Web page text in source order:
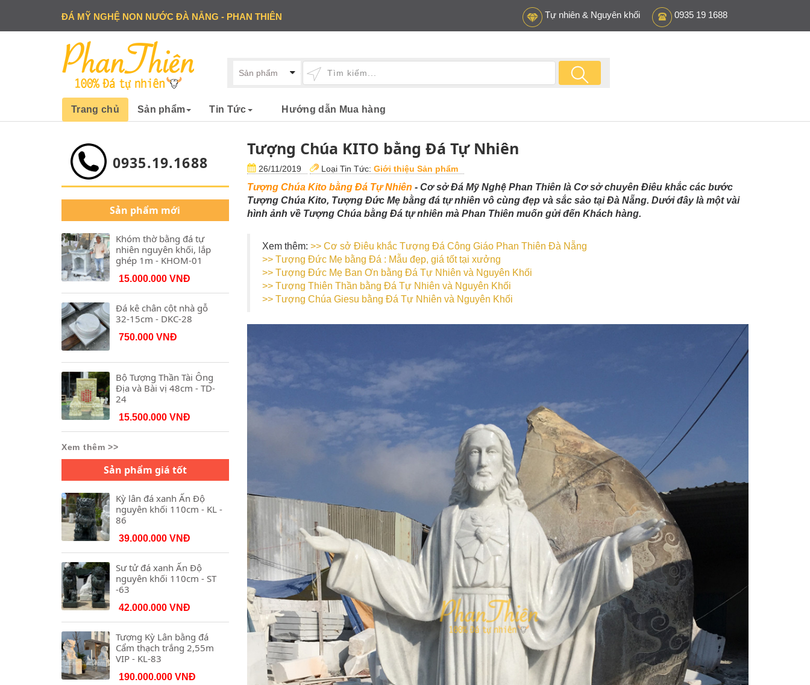
ĐÁ MỸ NGHỆ NON NƯỚC ĐÀ NẴNG - PHAN THIÊN 0935 19 1688
Tự nhiên & Nguyên khối
Trang chủ Sản phẩm Tin Tức Hướng dẫn Mua hàng
0935.19.1688
Sản phẩm mới
Khóm thờ bằng đá tự
nhiên nguyên khối, lắp
ghép 1m - KHOM-01
15.000.000 VNĐ
Đá kê chân cột nhà gỗ
32-15cm - DKC-28
750.000 VNĐ
Bộ Tượng Thần Tài Ông
Địa và Bài vị 48cm - TD-
24
15.500.000 VNĐ
Xem thêm >>
Sản phẩm giá tốt
Kỳ lân đá xanh Ấn Độ
nguyên khối 110cm - KL -
86
39.000.000 VNĐ
Sư tử đá xanh Ấn Độ
nguyên khối 110cm - ST
-63
42.000.000 VNĐ
Tượng Kỳ Lân bằng đá
Cẩm thạch trắng 2,55m
VIP - KL-83
190.000.000 VNĐ
Tượng Chúa KITO bằng Đá Tự Nhiên
26/11/2019 Loại Tin Tức: Giới thiệu Sản phẩm
Tượng Chúa Kito bằng Đá Tự Nhiên - Cơ sở Đá Mỹ Nghệ Phan Thiên là Cơ sở chuyên Điêu khắc các bước
Tượng Chúa Kito, Tượng Đức Mẹ bằng đá tự nhiên vô cùng đẹp và sắc sảo tại Đà Nẵng. Dưới đây là một vài
hình ảnh về Tượng Chúa bằng Đá tự nhiên mà Phan Thiên muốn gửi đến Khách hàng.
Xem thêm: >> Cơ sở Điêu khắc Tượng Đá Công Giáo Phan Thiên Đà Nẵng
>> Tượng Đức Mẹ bằng Đá : Mẫu đẹp, giá tốt tại xưởng
>> Tượng Đức Mẹ Ban Ơn bằng Đá Tự Nhiên và Nguyên Khối
>> Tượng Thiên Thần bằng Đá Tự Nhiên và Nguyên Khối
>> Tượng Chúa Giesu bằng Đá Tự Nhiên và Nguyên Khối